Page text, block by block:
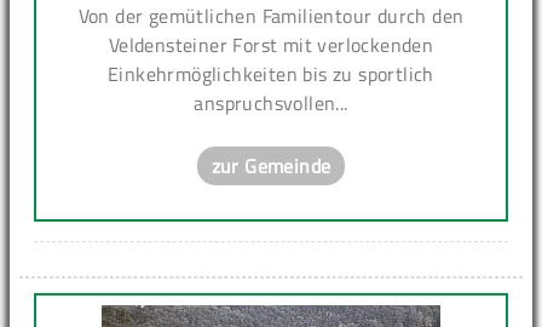
Von der gemütlichen Familientour durch den
Veldensteiner Forst mit verlockenden
Einkehrmöglichkeiten bis zu sportlich
anspruchsvollen...
zur Gemeinde